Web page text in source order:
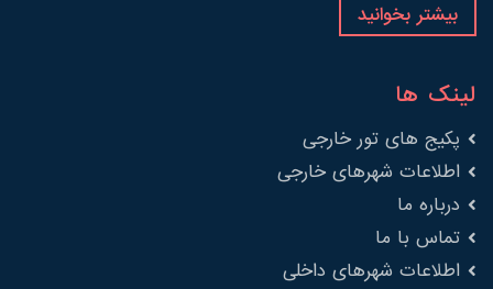
بیشتر بخوانید
لینک ها
پکیج های تور خارجی
اطلاعات شهرهای خارجی
درباره ما
تماس با ما
اطلاعات شهرهای داخلی